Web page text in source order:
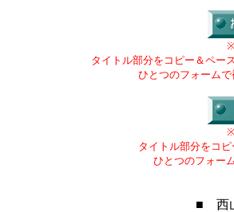
タイトル部分をコピー＆ペー
ひとつのフォーム
タイトル部分をコ
ひとつのフォー
■ 西